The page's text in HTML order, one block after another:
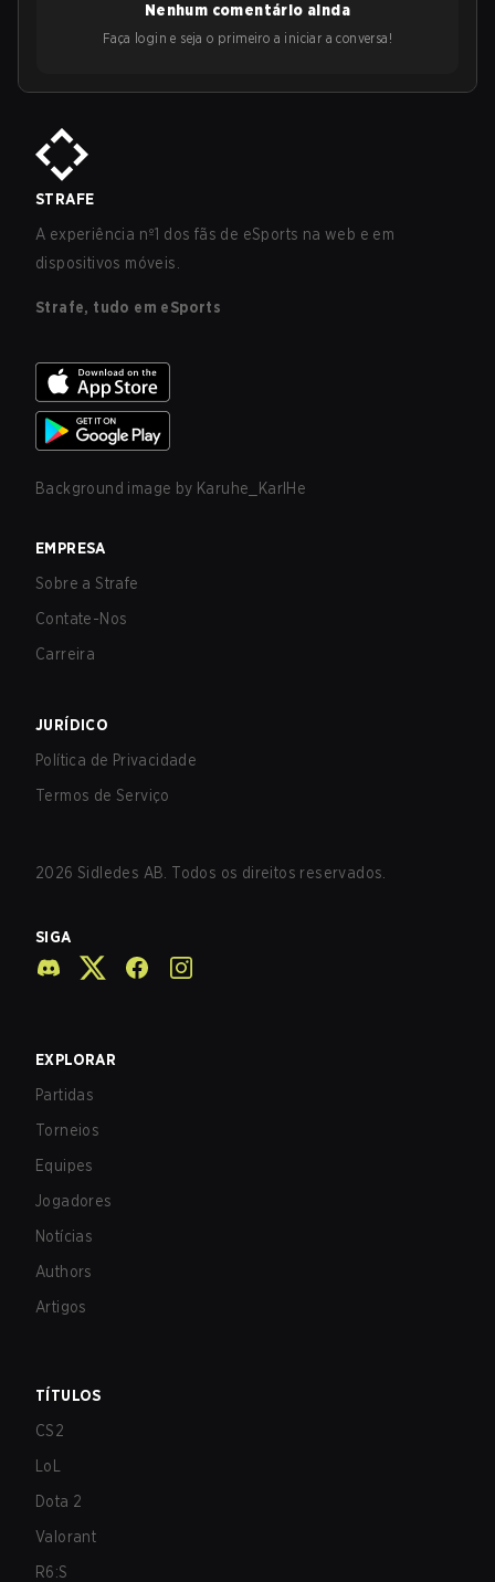
Nenhum comentário ainda
Faça login e seja o primeiro a iniciar a conversa!
STRAFE
A experiência nº1 dos fãs de eSports na web e em
dispositivos móveis.
Strafe, tudo em eSports
Background image by Karuhe_KarlHe
EMPRESA
Sobre a Strafe
Contate-Nos
Carreira
JURÍDICO
Política de Privacidade
Termos de Serviço
2026 Sidledes AB. Todos os direitos reservados.
SIGA
EXPLORAR
Partidas
Torneios
Equipes
Jogadores
Notícias
Authors
Artigos
TÍTULOS
CS2
LoL
Dota 2
Valorant
R6:S